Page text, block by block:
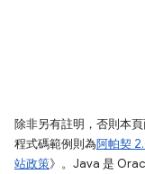
除非另有註明，否則本
程式碼範例則為阿帕契
站政策》。Java 是